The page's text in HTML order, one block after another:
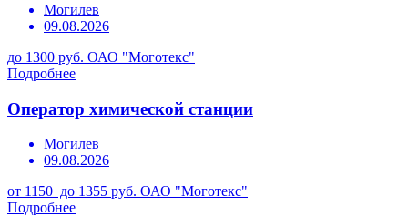
Могилев
09.08.2026
до 1300 руб. ОАО "Моготекс"
Подробнее
Оператор химической станции
Могилев
09.08.2026
от 1150 до 1355 руб. ОАО "Моготекс"
Подробнее